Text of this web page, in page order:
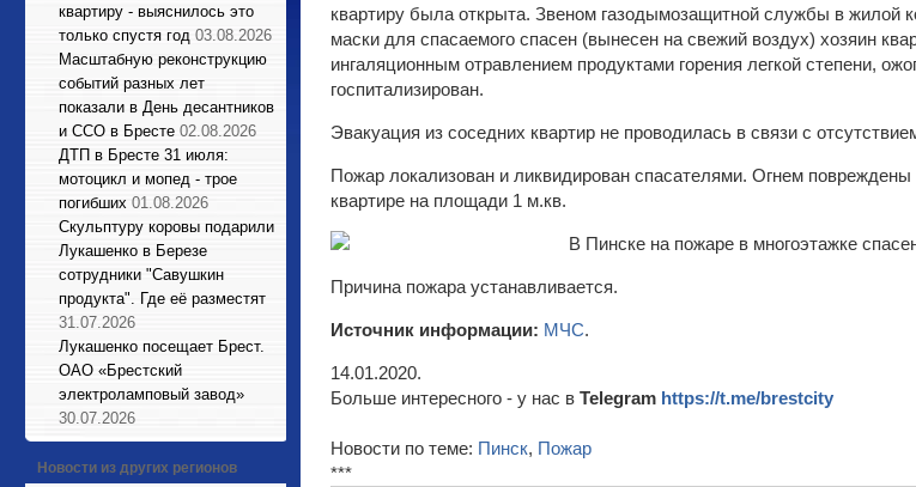
квартиру - выяснилось это
только спустя год 03.08.2026
Масштабную реконструкцию
событий разных лет
показали в День десантников
и ССО в Бресте 02.08.2026
ДТП в Бресте 31 июля:
мотоцикл и мопед - трое
погибших 01.08.2026
Cкульптуру коровы подарили
Лукашенко в Березе
сотрудники "Савушкин
продукта". Где её разместят
31.07.2026
Лукашенко посещает Брест.
ОАО «Брестский
электроламповый завод»
30.07.2026
Новости из других регионов
квартиру была открыта. Звеном газодымозащитной службы в жилой
маски для спасаемого спасен (вынесен на свежий воздух) хозяин
ингаляционным отравлением продуктами горения легкой степени,
госпитализирован.
Эвакуация из соседних квартир не проводилась в связи с
Пожар локализован и ликвидирован спасателями. Огнем
квартире на площади 1 м.кв.
Причина пожара устанавливается.
Источник информации: МЧС.
14.01.2020.
Больше интересного - у нас в Telegram https://t.me/brestcity
Новости по теме: Пинск, Пожар
***